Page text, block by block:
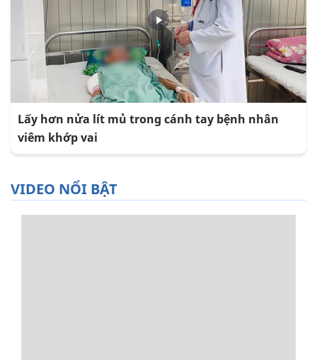
Lấy hơn nửa lít mủ trong cánh tay bệnh nhân
viêm khớp vai
VIDEO NỔI BẬT